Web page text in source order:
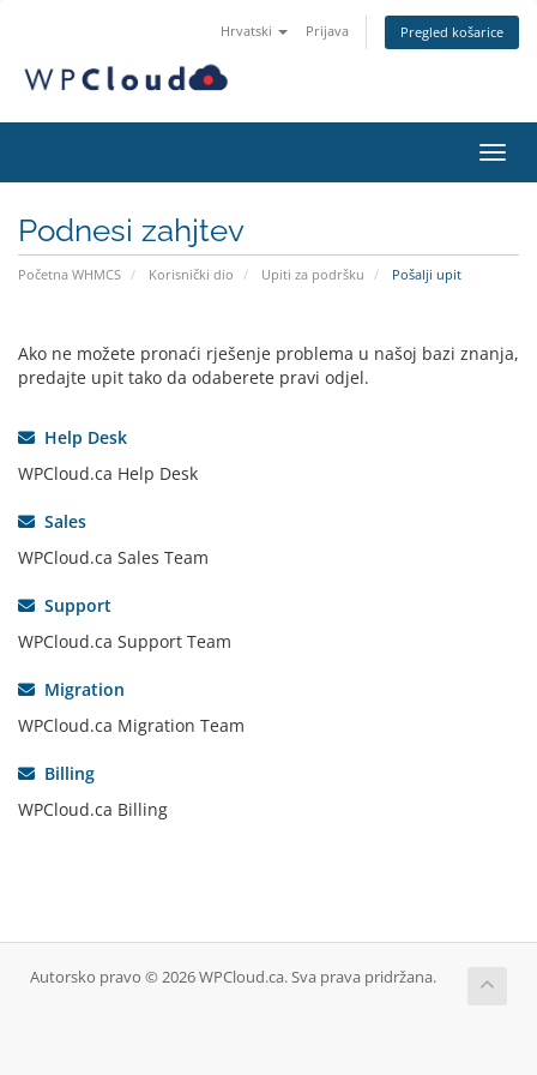
Hrvatski Prijava Pregled košarice
Podnesi zahjtev
Početna WHMCS Korisnički dio Upiti za podršku Pošalji upit
Ako ne možete pronaći rješenje problema u našoj bazi znanja,
predajte upit tako da odaberete pravi odjel.
Help Desk
WPCloud.ca Help Desk
Sales
WPCloud.ca Sales Team
Support
WPCloud.ca Support Team
Migration
WPCloud.ca Migration Team
Billing
WPCloud.ca Billing
Autorsko pravo © 2026 WPCloud.ca. Sva prava pridržana.